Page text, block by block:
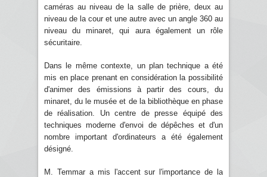
caméras au niveau de la salle de prière, deux au
niveau de la cour et une autre avec un angle 360 au
niveau du minaret, qui aura également un rôle
sécuritaire.
Dans le même contexte, un plan technique a été
mis en place prenant en considération la possibilité
d'animer des émissions à partir des cours, du
minaret, du le musée et de la bibliothèque en phase
de réalisation. Un centre de presse équipé des
techniques moderne d'envoi de dépêches et d'un
nombre important d'ordinateurs a été également
désigné.
M. Temmar a mis l'accent sur l'importance de la